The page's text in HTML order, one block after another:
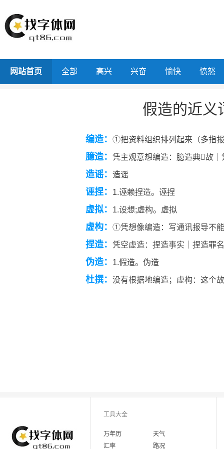
网站首页 全部 高兴 兴奋 愉快 愤怒
假造的近义
编造： ①把资料组织排列起来（多指
臆造： 凭主观意想编造：臆造典故
造谣： 造谣
诬捏： 1.诬赖捏造。诬捏
虚拟： 1.设想;虚构。虚拟
虚构： ①凭想像编造：写通讯报导不
捏造： 凭空虚造：捏造事实｜捏造罪
伪造： 1.假造。伪造
杜撰： 没有根据地编造；虚构：这个
工具大全
万年历
天气
汇率
路况